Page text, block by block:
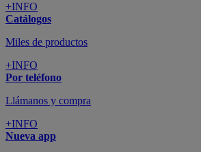
+INFO
Catálogos
Miles de productos
+INFO
Por teléfono
Llámanos y compra
+INFO
Nueva app